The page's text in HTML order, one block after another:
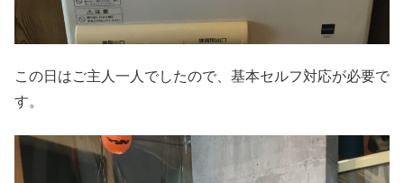
この日はご主人一人でしたので、基本セルフ対応が必要で
す。